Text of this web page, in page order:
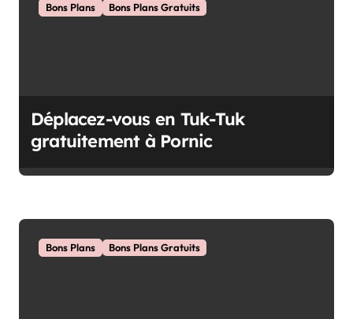
l
a
Bons Plans Bons Plans Gratuits
Déplacez-vous en Tuk-Tuk
gratuitement à Pornic
Bons Plans Bons Plans Gratuits